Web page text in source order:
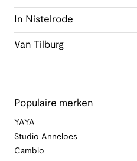
In Nistelrode
Van Tilburg
Populaire merken
YAYA
Studio Anneloes
Cambio